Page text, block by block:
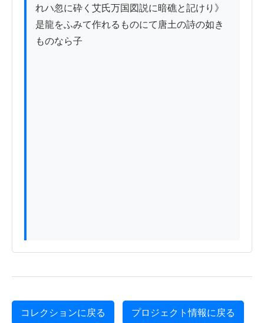
れハ忽に砕く艾氏万国図説に暗礁と記けり》
是龍をふみて作れるものにて唐土の詩の如き
ものなら子
コレクションに戻る プロジェクト情報に戻る